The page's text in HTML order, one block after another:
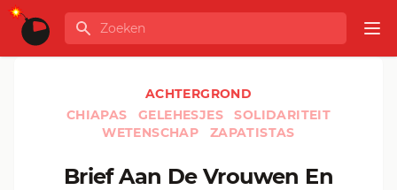
Ga naar de inhoud
GLOBALINFO
Zoeken
ACHTERGROND
CHIAPAS
GELEHESJES
SOLIDARITEIT
WETENSCHAP
ZAPATISTAS
Brief Aan De Vrouwen En